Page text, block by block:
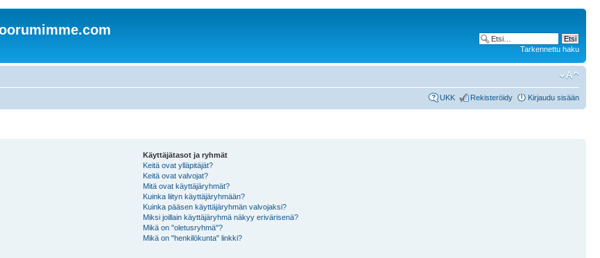
Tarkennettu haku
UKK Rekisteröidy Kirjaudu sisään
Käyttäjätasot ja ryhmät
Keitä ovat ylläpitäjät?
Keitä ovat valvojat?
Mitä ovat käyttäjäryhmät?
Kuinka liityn käyttäjäryhmään?
Kuinka pääsen käyttäjäryhmän valvojaksi?
Miksi joillain käyttäjäryhmä näkyy erivärisenä?
Mikä on "oletusryhmä"?
Mikä on "henkilökunta" linkki?